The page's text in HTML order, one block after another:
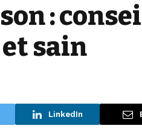
:
sain
LinkedIn